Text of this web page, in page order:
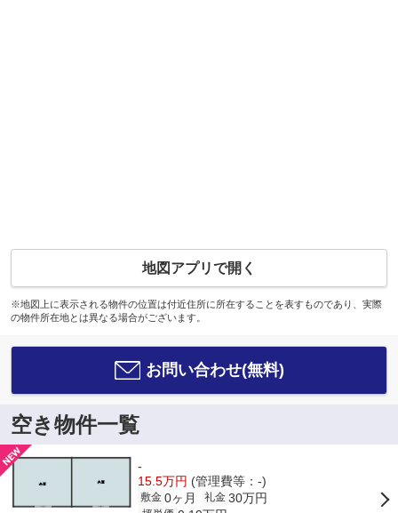
地図アプリで開く
※地図上に表示される物件の位置は付近住所に所在することを表すものであり、実際
の物件所在地とは異なる場合がございます。
お問い合わせ(無料)
空き物件一覧
-
15.5万円 (管理費等：-)
敷金 0ヶ月 礼金 30万円